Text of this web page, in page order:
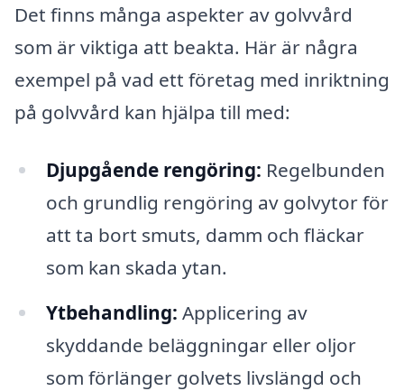
Det finns många aspekter av golvvård
som är viktiga att beakta. Här är några
exempel på vad ett företag med inriktning
på golvvård kan hjälpa till med:
Djupgående rengöring: Regelbunden
och grundlig rengöring av golvytor för
att ta bort smuts, damm och fläckar
som kan skada ytan.
Ytbehandling: Applicering av
skyddande beläggningar eller oljor
som förlänger golvets livslängd och